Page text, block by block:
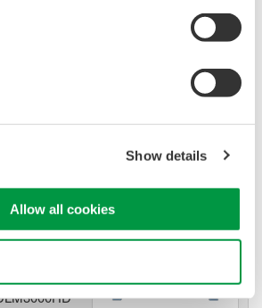
Show details
Allow all cookies
und sogar
physikalischer oder
Signal-